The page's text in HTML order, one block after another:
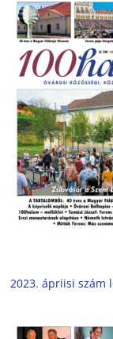
2023. ápriisi szám